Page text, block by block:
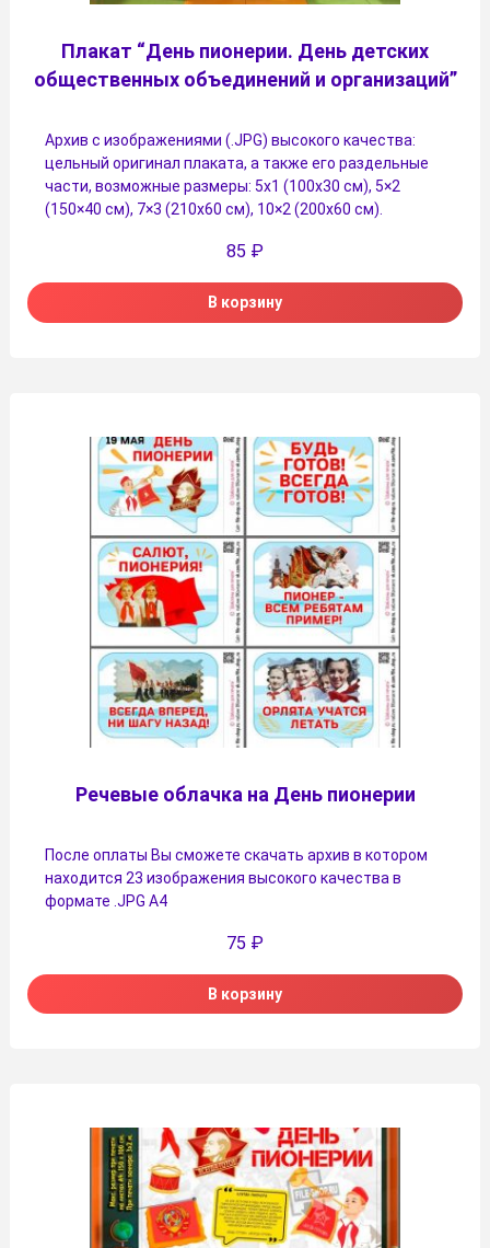
Плакат “День пионерии. День детских
общественных объединений и организаций”
Архив с изображениями (.JPG) высокого качества:
цельный оригинал плаката, а также его раздельные
части, возможные размеры: 5х1 (100х30 см), 5×2
(150×40 см), 7×3 (210х60 см), 10×2 (200х60 см).
85 ₽
В корзину
Речевые облачка на День пионерии
После оплаты Вы сможете скачать архив в котором
находится 23 изображения высокого качества в
формате .JPG А4
75 ₽
В корзину